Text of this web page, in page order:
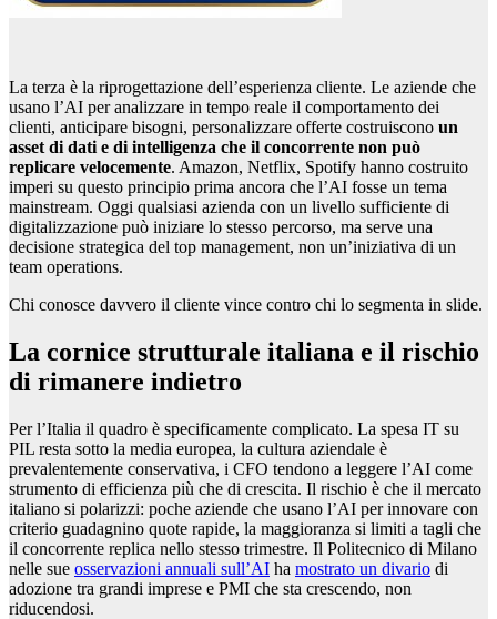
La terza è la riprogettazione dell’esperienza cliente. Le aziende che
usano l’AI per analizzare in tempo reale il comportamento dei
clienti, anticipare bisogni, personalizzare offerte costruiscono un
asset di dati e di intelligenza che il concorrente non può
replicare velocemente. Amazon, Netflix, Spotify hanno costruito
imperi su questo principio prima ancora che l’AI fosse un tema
mainstream. Oggi qualsiasi azienda con un livello sufficiente di
digitalizzazione può iniziare lo stesso percorso, ma serve una
decisione strategica del top management, non un’iniziativa di un
team operations.
Chi conosce davvero il cliente vince contro chi lo segmenta in slide.
La cornice strutturale italiana e il rischio
di rimanere indietro
Per l’Italia il quadro è specificamente complicato. La spesa IT su
PIL resta sotto la media europea, la cultura aziendale è
prevalentemente conservativa, i CFO tendono a leggere l’AI come
strumento di efficienza più che di crescita. Il rischio è che il mercato
italiano si polarizzi: poche aziende che usano l’AI per innovare con
criterio guadagnino quote rapide, la maggioranza si limiti a tagli che
il concorrente replica nello stesso trimestre. Il Politecnico di Milano
nelle sue osservazioni annuali sull’AI ha mostrato un divario di
adozione tra grandi imprese e PMI che sta crescendo, non
riducendosi.